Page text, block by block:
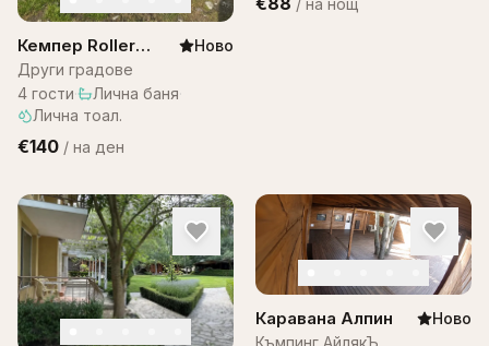
Кемпер Roller
team 287
Ново
Други градове
4 гости· Лична баня·
Лична тоал.
€140 / на ден
Каравана Алпин
Ново
Къмпинг АйлякЪ